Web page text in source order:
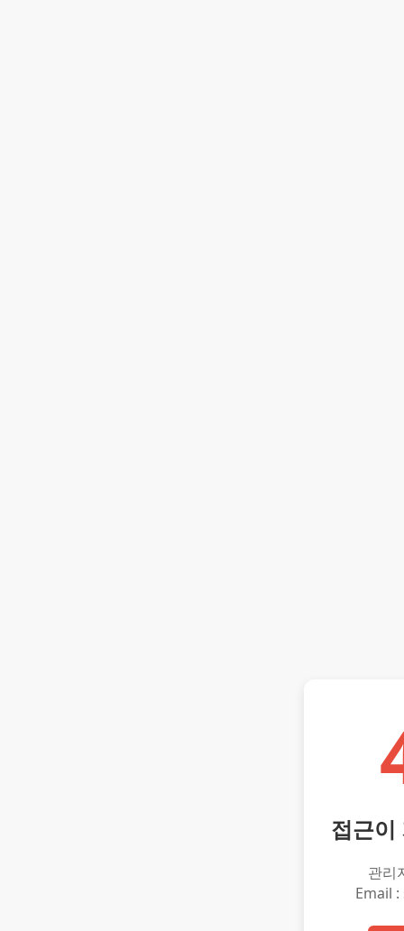
접근이
관리
Email